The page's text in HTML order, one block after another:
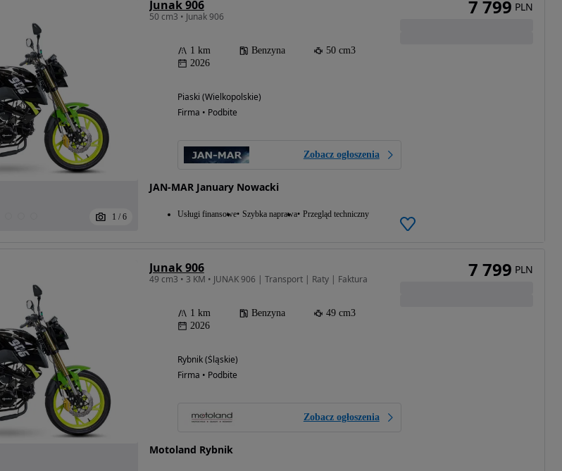
Możliwość
finansowania
1 / 6
Junak 906
50 cm3 • Junak 906
1 km Benzyna
50 cm3
2026
Piaski (Wielkopolskie)
Firma • Podbite
Zobacz ogłoszenia
JAN-MAR January Nowacki
Usługi finansowe Szybka naprawa Przegląd techniczny
7 799 PLN
Junak 906
49 cm3 • 3 KM • JUNAK 906 | Transport | Raty | Faktura
1 km Benzyna
49 cm3
2026
Rybnik (Śląskie)
Firma • Podbite
Zobacz ogłoszenia
Motoland Rybnik
7 799 PLN